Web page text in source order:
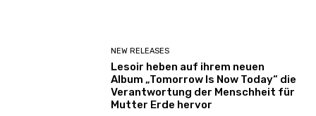
NEW RELEASES
Lesoir heben auf ihrem neuen
Album „Tomorrow Is Now Today“ die
Verantwortung der Menschheit für
Mutter Erde hervor